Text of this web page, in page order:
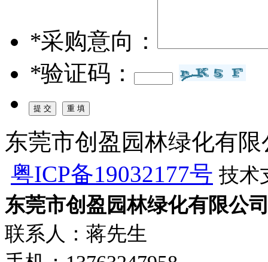
*采购意向：
*验证码：
东莞市创盈园林绿化有
粤ICP备19032177号 技术
东莞市创盈园林绿化有限公
联系人：蒋先生